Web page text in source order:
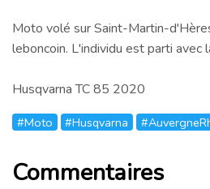
Moto volé sur Saint-Martin-
leboncoin. L'individu est parti
Husqvarna TC 85 2020
#Moto #Husqvarna
Commentaires